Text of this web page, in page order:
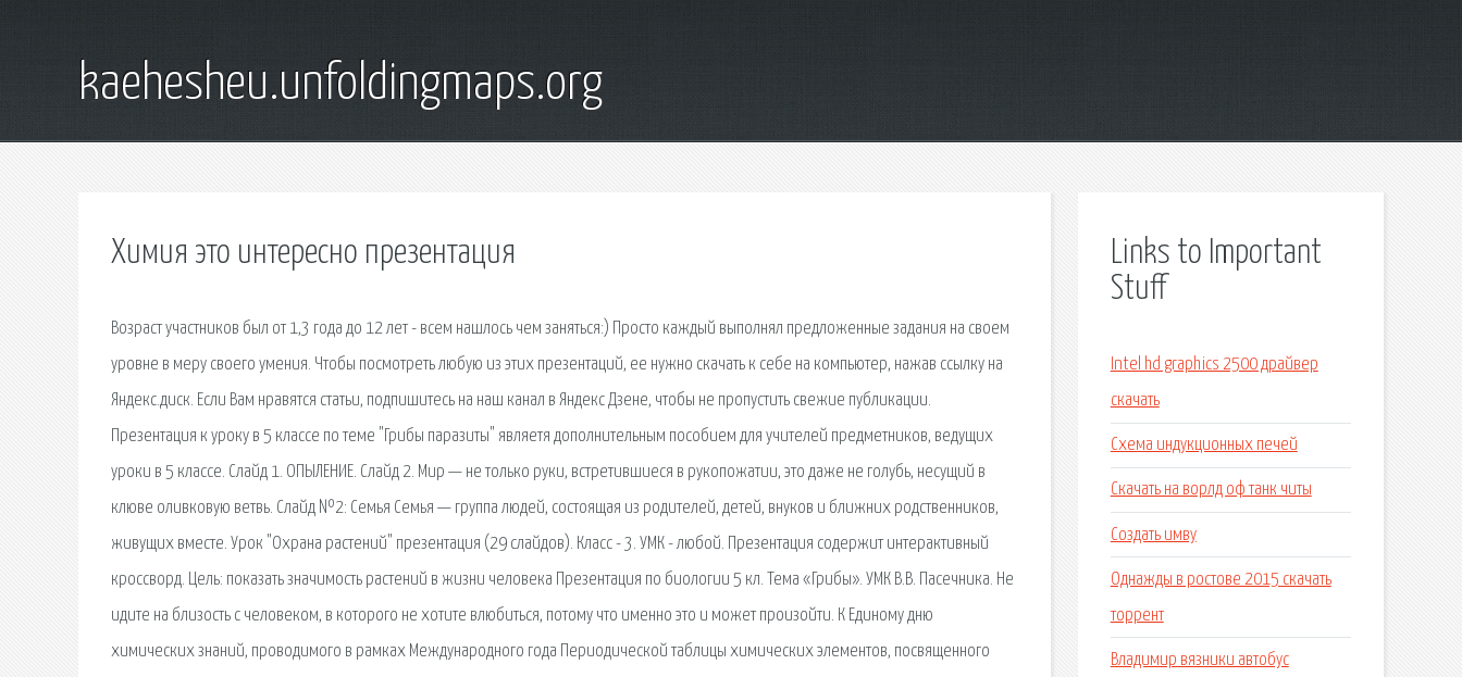
kaehesheu.unfoldingmaps.org
Химия это интересно презентация
Возраст участников был от 1,3 года до 12 лет - всем нашлось чем заняться:) Просто каждый выполнял предложенные задания на своем
уровне в меру своего умения. Чтобы посмотреть любую из этих презентаций, ее нужно скачать к себе на компьютер, нажав ссылку на
Яндекс.диск. Если Вам нравятся статьи, подпишитесь на наш канал в Яндекс Дзене, чтобы не пропустить свежие публикации.
Презентация к уроку в 5 классе по теме "Грибы паразиты" являетя дополнительным пособием для учителей предметников, ведущих
уроки в 5 классе. Слайд 1. ОПЫЛЕНИЕ. Слайд 2. Мир — не только руки, встретившиеся в рукопожатии, это даже не голубь, несущий в
клюве оливковую ветвь. Слайд №2: Семья Семья — группа людей, состоящая из родителей, детей, внуков и ближних родственников,
живущих вместе. Урок "Охрана растений" презентация (29 слайдов). Класс - 3. УМК - любой. Презентация содержит интерактивный
кроссворд. Цель: показать значимость растений в жизни человека Презентация по биологии 5 кл. Тема «Грибы». УМК В.В. Пасечника. Не
идите на близость с человеком, в которого не хотите влюбиться, потому что именно это и может произойти. К Единому дню
химических знаний, проводимого в рамках Международного года Периодической таблицы химических элементов, посвященного
Links to Important
Stuff
Intel hd graphics 2500 драйвер
скачать
Схема индукционных печей
Скачать на ворлд оф танк читы
Создать имву
Однажды в ростове 2015 скачать
торрент
Владимир вязники автобус